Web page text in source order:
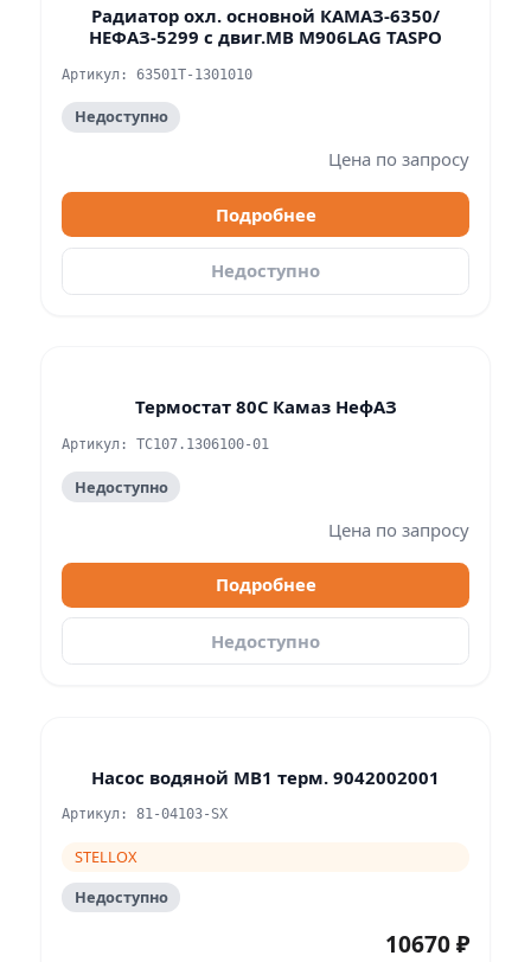
Радиатор охл. основной КАМАЗ-6350/
НЕФАЗ-5299 с двиг.MB М906LAG TASPO
Артикул: 63501T-1301010
Недоступно
Цена по запросу
Подробнее
Недоступно
Термостат 80С Камаз НефАЗ
Артикул: ТС107.1306100-01
Недоступно
Цена по запросу
Подробнее
Недоступно
Насос водяной MB1 терм. 9042002001
Артикул: 81-04103-SX
STELLOX
Недоступно
10670 ₽